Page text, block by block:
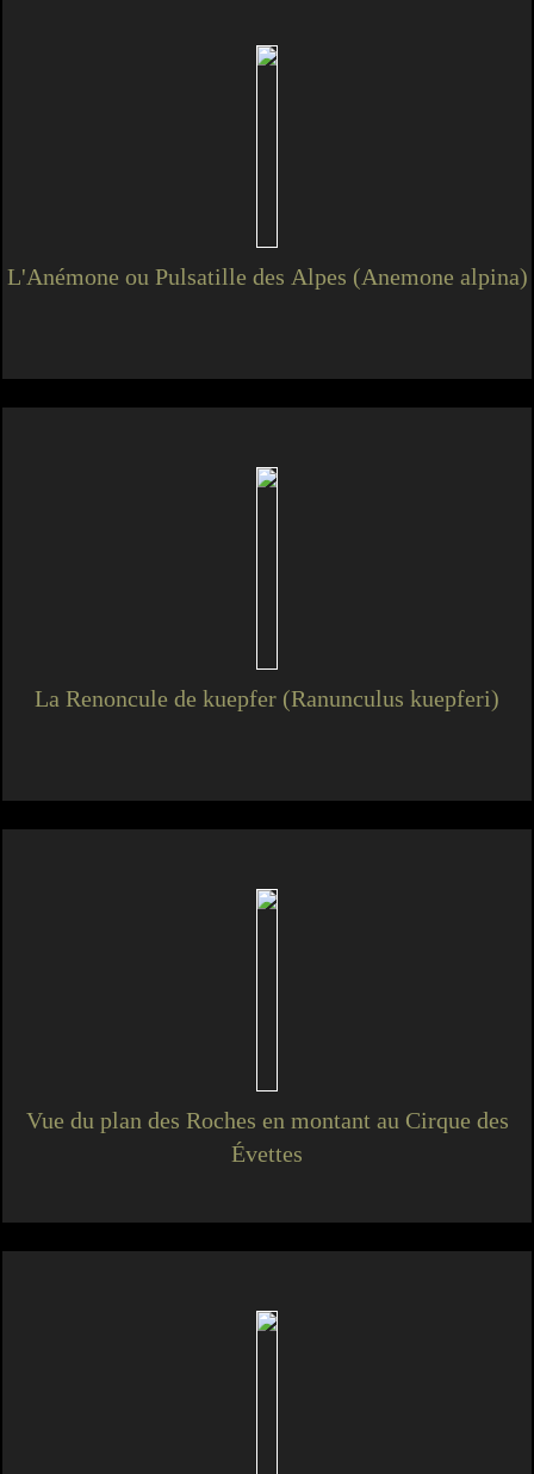
L'Anémone ou Pulsatille des Alpes (Anemone alpina)
La Renoncule de kuepfer (Ranunculus kuepferi)
Vue du plan des Roches en montant au Cirque des
Évettes